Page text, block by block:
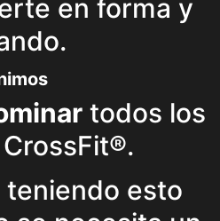
en forma y
todos los
esto